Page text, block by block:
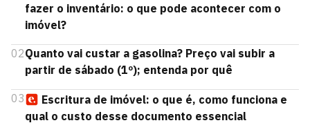
fazer o inventário: o que pode acontecer com o
imóvel?
02Quanto vai custar a gasolina? Preço vai subir a
partir de sábado (1º); entenda por quê
03
Escritura de imóvel: o que é, como funciona e
qual o custo desse documento essencial